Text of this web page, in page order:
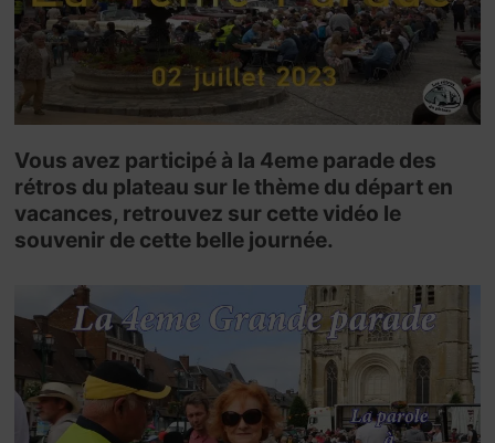
Vous avez participé à la 4eme parade des
rétros du plateau sur le thème du départ en
vacances, retrouvez sur cette vidéo le
souvenir de cette belle journée.